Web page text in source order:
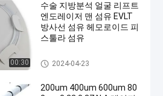
00:30
수술 지방분석 얼굴 리프트
엔도레이저 맨 섬유 EVLT
방사선 섬유 헤모로이드 피
스툴라 섬유
벌거벗은 광섬유
2024-04-23
200um 400um 600um 80